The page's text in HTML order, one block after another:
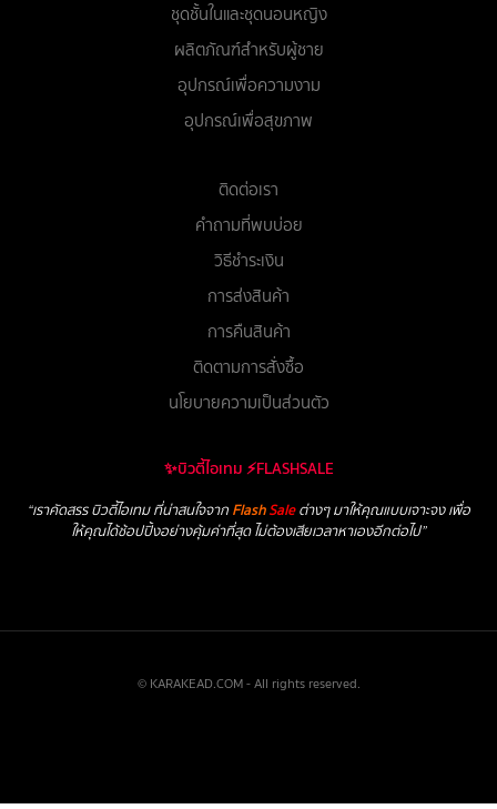
ชุดชั้นในและชุดนอนหญิง
ผลิตภัณฑ์สำหรับผู้ชาย
อุปกรณ์เพื่อความงาม
อุปกรณ์เพื่อสุขภาพ
ติดต่อเรา
คำถามที่พบบ่อย
วิธีชำระเงิน
การส่งสินค้า
การคืนสินค้า
ติดตามการสั่งซื้อ
นโยบายความเป็นส่วนตัว
✨บิวตี้ไอเทม ⚡FLASHSALE
“เราคัดสรร บิวตี้ไอเทม ที่น่าสนใจจาก FlashSaleต่างๆ มาให้คุณแบบเจาะจง เพื่อ
ให้คุณได้ช้อปปิ้งอย่างคุ้มค่าที่สุด ไม่ต้องเสียเวลาหาเองอีกต่อไป”
© KARAKEAD.COM - All rights reserved.